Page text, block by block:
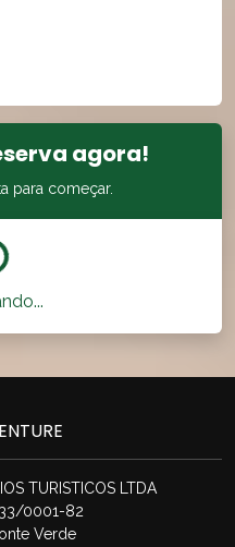
agora!
para começar.
TURISTICOS LTDA
0001-82
Verde